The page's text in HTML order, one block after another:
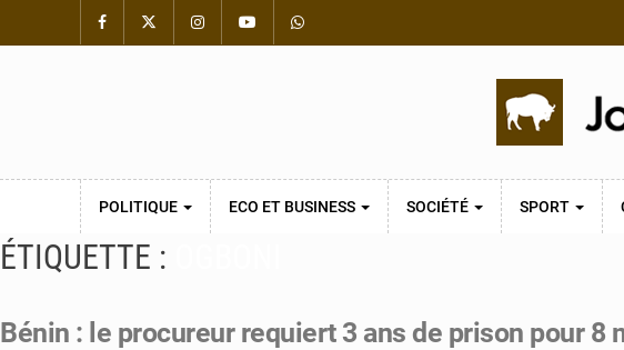
POLITIQUE ECO ET BUSINESS SOCIÉTÉ SPORT
ÉTIQUETTE :
Bénin : le procureur requiert 3 ans de prison pour 8